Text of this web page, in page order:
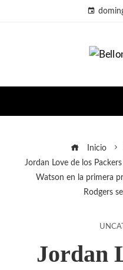
Inicio
Jordan Love de los
Watson en la primera
Rodgers
Jordan